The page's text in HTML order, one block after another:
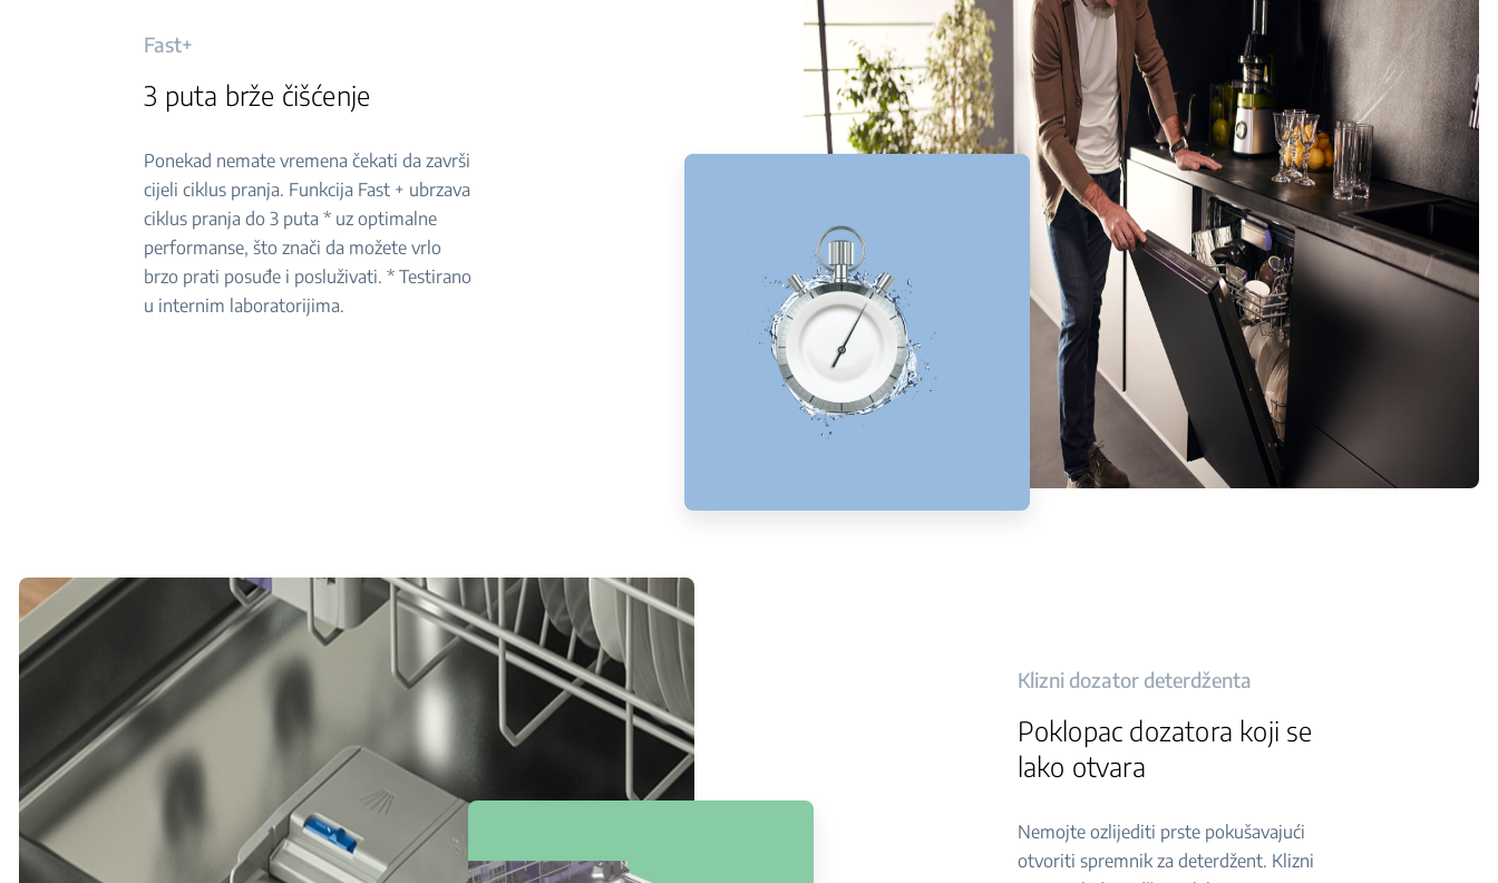
Fast+
3 puta brže čišćenje
Ponekad nemate vremena čekati da završi
cijeli ciklus pranja. Funkcija Fast + ubrzava
ciklus pranja do 3 puta * uz optimalne
performanse, što znači da možete vrlo
brzo prati posuđe i posluživati. * Testirano
u internim laboratorijima.
Klizni dozator deterdženta
Poklopac dozatora koji se
lako otvara
Nemojte ozlijediti prste pokušavajući
otvoriti spremnik za deterdžent. Klizni